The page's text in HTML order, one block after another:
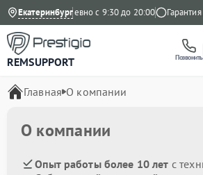
Екатеринбург
Ежедневно с 9:30 до 20:00 Гарантия
REMSUPPORT Позвонить
Главная О компании
О компании
Опыт работы более 10 лет с